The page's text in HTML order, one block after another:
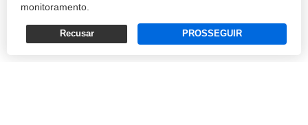
monitoramento.
Recusar PROSSEGUIR
COMERCIAL
05/12/2024 17:08